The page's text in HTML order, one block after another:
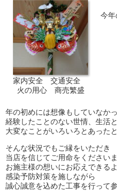
家内安全 交通安全
火の用心 商売繁盛
今
年の初めには想像もしていなか
経験したことのない世情、生活
大変なことがいろいろとあった
そんな状況でもご縁をいただき
当店を信じてご用命をください
お施主様の想いにお応えできる
感染予防対策を施しながら
誠心誠意を込めた工事を行って